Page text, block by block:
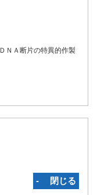
ＮＡ断片の特異的作製
‐ 閉じる